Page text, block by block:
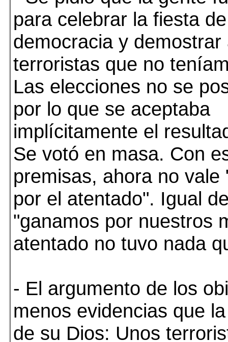
para celebrar la fiesta
democracia y demostrar
terroristas que no
Las elecciones no se
por lo que se aceptaba
implícitamente el
Se votó en masa. Con
premisas, ahora no vale
por el atentado". Igual
"ganamos por nuestros
atentado no tuvo nada
- El argumento de los
menos evidencias que
de su Dios: Unos